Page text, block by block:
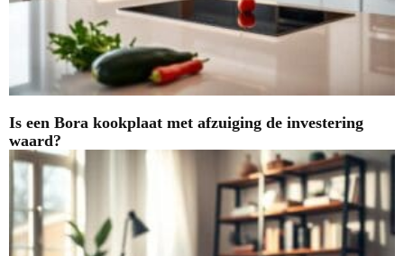
Is een Bora kookplaat met afzuiging de investering
waard?